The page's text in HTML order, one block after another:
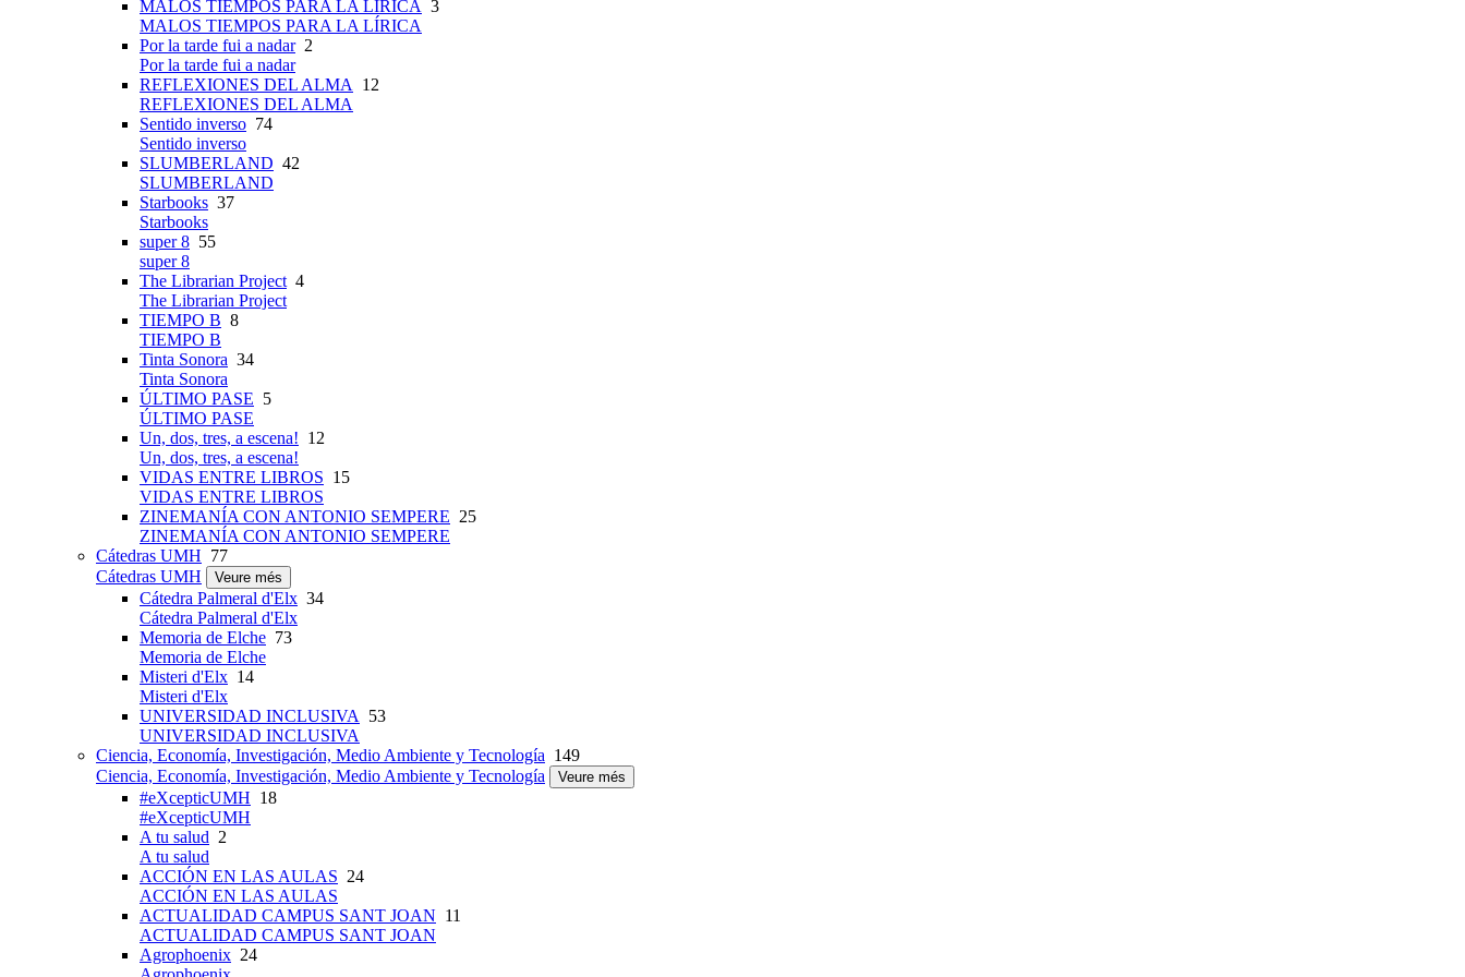
MALOS TIEMPOS PARA LA LÍRICA 3
MALOS TIEMPOS PARA LA LÍRICA
Por la tarde fui a nadar2
Por la tarde fui a nadar
REFLEXIONES DEL ALMA
12
REFLEXIONES DEL ALMA
Sentido inverso 74
Sentido inverso
SLUMBERLAND 42
SLUMBERLAND
Starbooks 37
Starbooks
super 8 55
super 8
The Librarian Project 4
The Librarian Project
TIEMPO B 8
TIEMPO B
Tinta Sonora 34
Tinta Sonora
ÚLTIMO PASE 5
ÚLTIMO PASE
Un, dos, tres, a escena! 12
Un, dos, tres, a escena!
VIDAS ENTRE LIBROS 15
VIDAS ENTRE LIBROS
ZINEMANÍA CON ANTONIO SEMPERE 25
ZINEMANÍA CON ANTONIO SEMPERE
Cátedras UMH 77
Cátedras UMH
Veure més
Cátedra Palmeral d'Elx 34
Cátedra Palmeral d'Elx
Memoria de Elche 73
Memoria de Elche
Misteri d'Elx 14
Misteri d'Elx
UNIVERSIDAD INCLUSIVA
53
UNIVERSIDAD INCLUSIVA
Ciencia, Economía, Investigación, Medio Ambiente y Tecnología 149
Ciencia, Economía, Investigación, Medio Ambiente y Tecnología
Veure més
#eXcepticUMH 18
#eXcepticUMH
A tu salud 2
A tu salud
ACCIÓN EN LAS AULAS 24
ACCIÓN EN LAS AULAS
ACTUALIDAD CAMPUS SANT JOAN 11
ACTUALIDAD CAMPUS SANT JOAN
Agrophoenix 24